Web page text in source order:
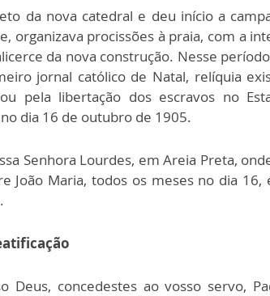
da nova catedral e deu início a
organizava procissões à praia, com a
da nova construção. Nesse
jornal católico de Natal, relíquia
pela libertação dos escravos no
dia 16 de outubro de 1905.
Senhora Lourdes, em Areia Preta,
João Maria, todos os meses no dia 16,
Deus, concedestes ao vosso servo,